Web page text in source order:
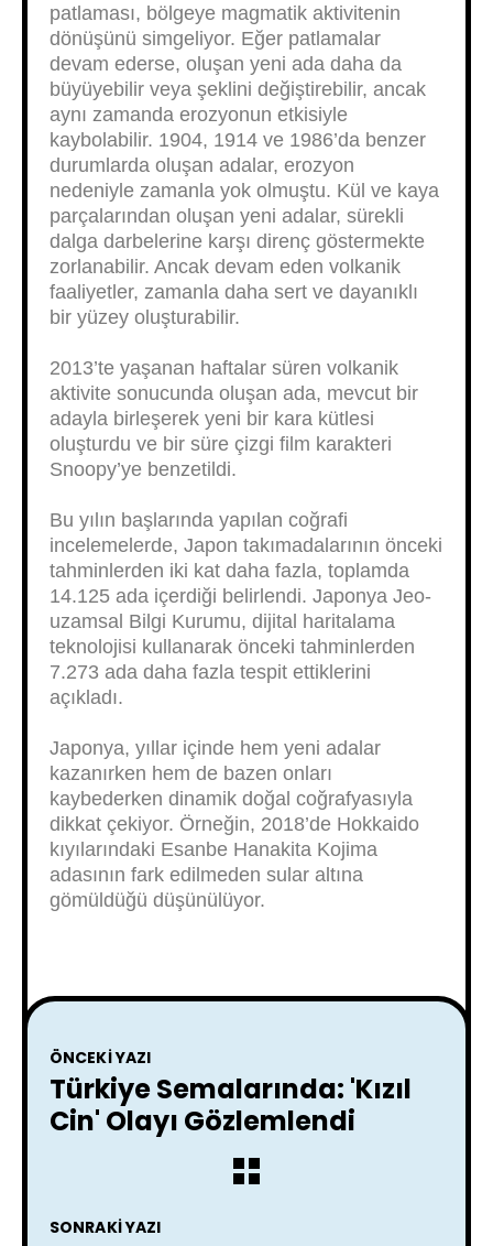
patlaması, bölgeye magmatik aktivitenin
dönüşünü simgeliyor. Eğer patlamalar
devam ederse, oluşan yeni ada daha da
büyüyebilir veya şeklini değiştirebilir, ancak
aynı zamanda erozyonun etkisiyle
kaybolabilir. 1904, 1914 ve 1986’da benzer
durumlarda oluşan adalar, erozyon
nedeniyle zamanla yok olmuştu. Kül ve kaya
parçalarından oluşan yeni adalar, sürekli
dalga darbelerine karşı direnç göstermekte
zorlanabilir. Ancak devam eden volkanik
faaliyetler, zamanla daha sert ve dayanıklı
bir yüzey oluşturabilir.
2013’te yaşanan haftalar süren volkanik
aktivite sonucunda oluşan ada, mevcut bir
adayla birleşerek yeni bir kara kütlesi
oluşturdu ve bir süre çizgi film karakteri
Snoopy’ye benzetildi.
Bu yılın başlarında yapılan coğrafi
incelemelerde, Japon takımadalarının önceki
tahminlerden iki kat daha fazla, toplamda
14.125 ada içerdiği belirlendi. Japonya Jeo-
uzamsal Bilgi Kurumu, dijital haritalama
teknolojisi kullanarak önceki tahminlerden
7.273 ada daha fazla tespit ettiklerini
açıkladı.
Japonya, yıllar içinde hem yeni adalar
kazanırken hem de bazen onları
kaybederken dinamik doğal coğrafyasıyla
dikkat çekiyor. Örneğin, 2018’de Hokkaido
kıyılarındaki Esanbe Hanakita Kojima
adasının fark edilmeden sular altına
gömüldüğü düşünülüyor.
ÖNCEKI YAZI
Türkiye Semalarında: 'Kızıl
Cin' Olayı Gözlemlendi
SONRAKI YAZI